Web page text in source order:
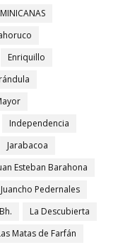
Enriquillo
Independencia
Jarabacoa
Esteban Barahona
Juancho Pedernales
La Descubierta
Matas de Farfán